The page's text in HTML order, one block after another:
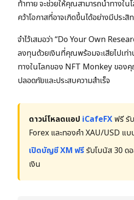
ท้าทาย จะช่วยให้คุณสามารถนำทางใ
คว้าโอกาสที่อาจเกิดขึ้นได้อย่างมีประสิ
จำไว้เสมอว่า “Do Your Own
ลงทุนด้วยเงินที่คุณพร้อมจะเสียไปเท่
ทางในโลกของ NFT Monkey ของ
ปลอดภัยและประสบความสำเร็จ
ดาวน์โหลดแอป iCafeFXฟรี รั
Forex และทองคำ XAU/USD แ
เปิดบัญชี XM ฟรีรับโบนัส 30 ด
เงิน